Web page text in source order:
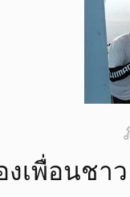
เพื่อนชา